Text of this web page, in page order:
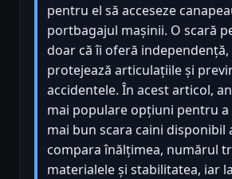
pentru el să acceseze
portbagajul mașinii. O scară
doar că îi oferă
protejează articulațiile și
accidentele. În acest articol,
mai populare opțiuni pentru a
mai bun scara caini disponibil
compara înălțimea, numărul
materialele și stabilitatea, iar